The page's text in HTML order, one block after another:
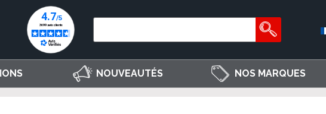
NOUVEAUTÉS NOS MARQUES